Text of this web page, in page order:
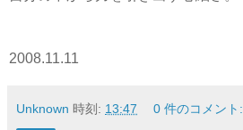
2008.11.11
Unknown 時刻: 13:47 0 件のコメント: